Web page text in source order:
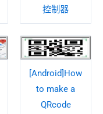
控制器
[Android]How
to make a
QRcode